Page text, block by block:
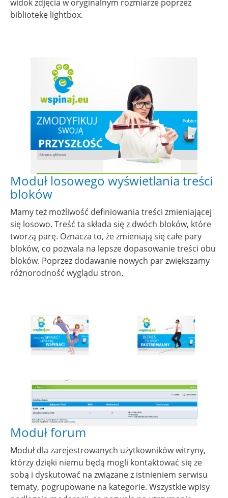
widok zdjęcia w oryginalnym rozmiarze poprzez
bibliotekę lightbox.
Show larger version for:
Moduł losowego wyświetlania treści
bloków
Mamy też możliwość definiowania treści zmieniającej
się losowo. Treść ta składa się z dwóch bloków, które
tworzą parę. Oznacza to, że zmieniają się całe pary
bloków, co pozwala na lepsze dopasowanie treści obu
bloków. Poprzez dodawanie nowych par zwiększamy
różnorodność wyglądu stron.
Show larger version for: Show larger version
Show larger version for:
Moduł forum
Moduł dla zarejestrowanych użytkowników witryny,
którzy dzięki niemu będą mogli kontaktować się ze
sobą i dyskutować na związane z istnieniem serwisu
tematy, pogrupowane na kategorie. Wszystkie wpisy